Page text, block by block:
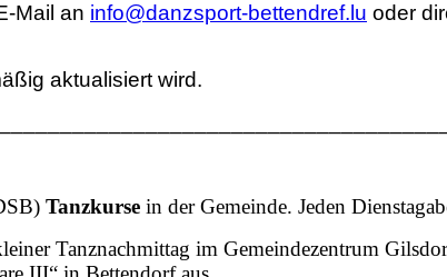
Mail an info@danzsport-bettendref.lu oder
aktualisiert wird.
Tanzkurse in der Gemeinde. Jeden
Tanznachmittag im Gemeindezentrum